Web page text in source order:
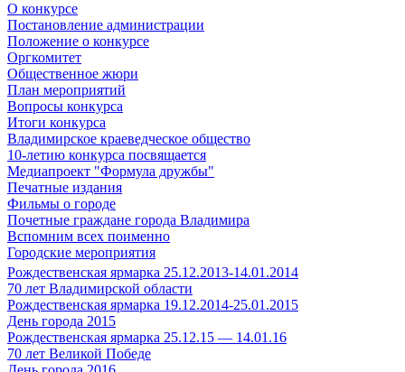
О конкурсе
Постановление администрации
Положение о конкурсе
Оргкомитет
Общественное жюри
План мероприятий
Вопросы конкурса
Итоги конкурса
Владимирское краеведческое общество
10-летию конкурса посвящается
Медиапроект "Формула дружбы"
Печатные издания
Фильмы о городе
Почетные граждане города Владимира
Вспомним всех поименно
Городские мероприятия
Рождественская ярмарка 25.12.2013-14.01.2014
70 лет Владимирской области
Рождественская ярмарка 19.12.2014-25.01.2015
День города 2015
Рождественская ярмарка 25.12.15 — 14.01.16
70 лет Великой Победе